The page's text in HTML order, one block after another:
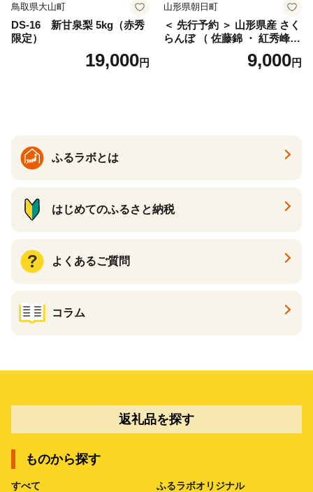
鳥取県大山町
DS-16 新甘泉梨 5kg（赤秀
限定）
19,000円
山形県朝日町
＜ 先行予約 ＞ 山形県産 さく
らんぼ （ 佐藤錦 ・ 紅秀峰
） ご家庭用 M以上 700g 【20
26年6月下旬から7月上旬発
9,000円
ふるラボとは
はじめてのふるさと納税
よくあるご質問
コラム
返礼品を探す
ものから探す
すべて ふるラボオリジナル